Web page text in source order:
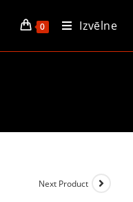
0 Izvēlne
Next Product